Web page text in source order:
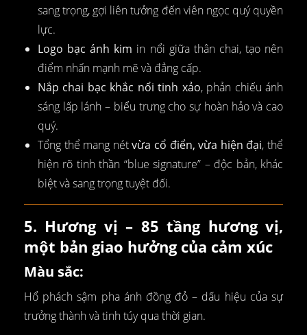
sang trọng, gợi liên tưởng đến viên ngọc quý quyền
lực.
Logo bạc ánh kim in nổi giữa thân chai, tạo nên
điểm nhấn mạnh mẽ và đẳng cấp.
Nắp chai bạc khắc nổi tinh xảo, phản chiếu ánh
sáng lấp lánh – biểu trưng cho sự hoàn hảo và cao
quý.
Tổng thể mang nétvừa cổ điển, vừa hiện đại, thể
hiện rõ tinh thần “blue signature” – độc bản, khác
biệt và sang trọng tuyệt đối.
5. Hương vị – 85 tầng hương vị,
một bản giao hưởng của cảm xúc
Màu sắc:
Hổ phách sậm pha ánh đồng đỏ – dấu hiệu của sự
trưởng thành và tinh túy qua thời gian.